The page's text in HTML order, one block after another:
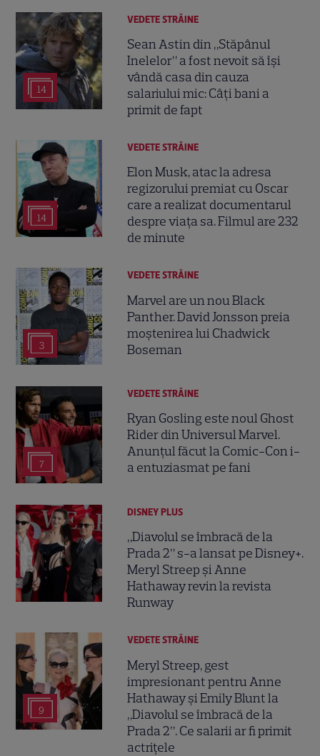
14
VEDETE STRĂINE
Sean Astin din „Stăpânul
Inelelor” a fost nevoit să își
vândă casa din cauza
salariului mic: Câți bani a
primit de fapt
14
VEDETE STRĂINE
Elon Musk, atac la adresa
regizorului premiat cu Oscar
care a realizat documentarul
despre viața sa. Filmul are 232
de minute
3
VEDETE STRĂINE
Marvel are un nou Black
Panther. David Jonsson preia
moștenirea lui Chadwick
Boseman
7
VEDETE STRĂINE
Ryan Gosling este noul Ghost
Rider din Universul Marvel.
Anunțul făcut la Comic-Con i-
a entuziasmat pe fani
DISNEY PLUS
„Diavolul se îmbracă de la
Prada 2” s-a lansat pe Disney+.
Meryl Streep și Anne
Hathaway revin la revista
Runway
9
VEDETE STRĂINE
Meryl Streep, gest
impresionant pentru Anne
Hathaway și Emily Blunt la
„Diavolul se îmbracă de la
Prada 2”. Ce salarii ar fi primit
actrițele